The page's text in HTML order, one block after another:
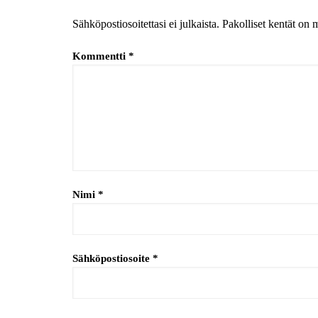
Sähköpostiosoitettasi ei julkaista. Pakolliset kentät on
Kommentti *
Nimi *
Sähköpostiosoite *